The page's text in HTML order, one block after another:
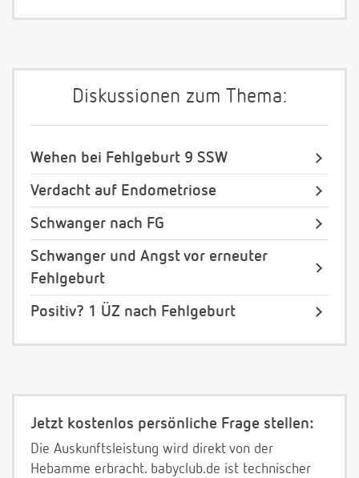
Diskussionen zum Thema:
Wehen bei Fehlgeburt 9 SSW
Verdacht auf Endometriose
Schwanger nach FG
Schwanger und Angst vor erneuter
Fehlgeburt
Positiv? 1 ÜZ nach Fehlgeburt
Jetzt kostenlos persönliche Frage stellen:
Die Auskunftsleistung wird direkt von der
Hebamme erbracht. babyclub.de ist technischer